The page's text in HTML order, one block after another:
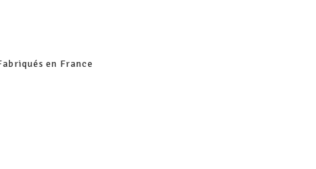
en France